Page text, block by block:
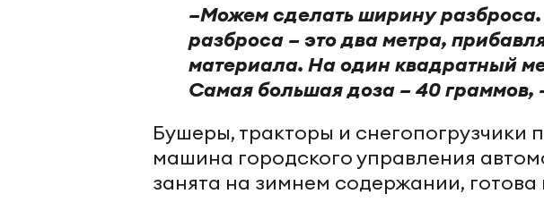
–Можем сделать ширину
разброса – это два метра,
материала. На один квадратный
Самая большая доза – 40 граммов,
Бушеры, тракторы и снегопогрузчики
машина городского управления
занята на зимнем содержании, готова